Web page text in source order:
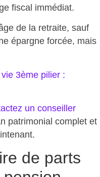
fiscal immédiat.
de la retraite, sauf
épargne forcée, mais
3ème pilier :
un conseiller
patrimonial complet et
de parts